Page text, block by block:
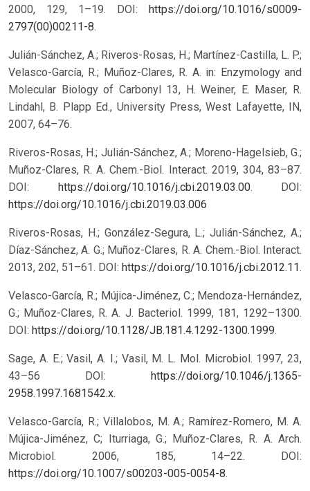
2000, 129, 1–19. DOI: https://doi.org/10.1016/s0009-
2797(00)00211-8.
Julián-Sánchez, A.; Riveros-Rosas, H.; Martínez-Castilla, L. P.;
Velasco-García, R.; Muñoz-Clares, R. A. in: Enzymology and
Molecular Biology of Carbonyl 13, H. Weiner, E. Maser, R.
Lindahl, B. Plapp Ed., University Press, West Lafayette, IN,
2007, 64–76.
Riveros-Rosas, H.; Julián-Sánchez, A.; Moreno-Hagelsieb, G.;
Muñoz-Clares, R. A. Chem.-Biol. Interact. 2019, 304, 83–87.
DOI: https://doi.org/10.1016/j.cbi.2019.03.00. DOI:
https://doi.org/10.1016/j.cbi.2019.03.006
Riveros-Rosas, H.; González-Segura, L.; Julián-Sánchez, A.;
Díaz-Sánchez, A. G.; Muñoz-Clares, R. A. Chem.-Biol. Interact.
2013, 202, 51–61. DOI: https://doi.org/10.1016/j.cbi.2012.11.
Velasco-García, R.; Mújica-Jiménez, C.; Mendoza-Hernández,
G.; Muñoz-Clares, R. A. J. Bacteriol. 1999, 181, 1292–1300.
DOI: https://doi.org/10.1128/JB.181.4.1292-1300.1999.
Sage, A. E.; Vasil, A. I.; Vasil, M. L. Mol. Microbiol. 1997, 23,
43–56 DOI: https://doi.org/10.1046/j.1365-
2958.1997.1681542.x.
Velasco-García, R.; Villalobos, M. A.; Ramírez-Romero, M. A.
Mújica-Jiménez, C; Iturriaga, G.; Muñoz-Clares, R. A. Arch.
Microbiol. 2006, 185, 14–22. DOI:
https://doi.org/10.1007/s00203-005-0054-8.